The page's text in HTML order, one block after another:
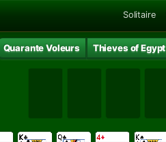
Solitaire
Quarante Voleurs Thieves of Egypt